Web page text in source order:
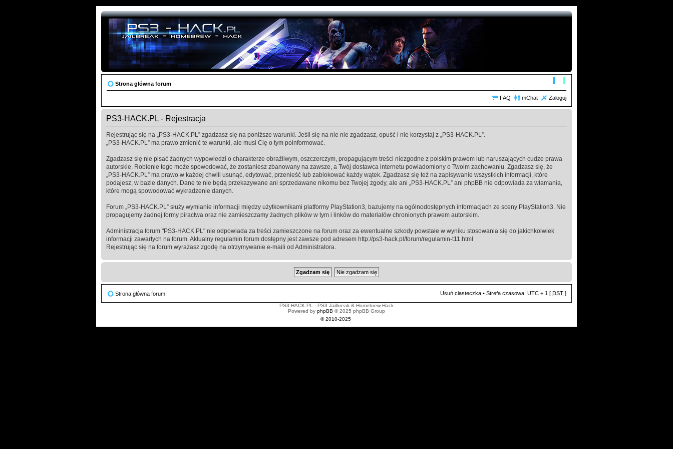
Strona główna forum
FAQ mChat Zaloguj
PS3-HACK.PL - Rejestracja
Rejestrując się na „PS3-HACK.PL” zgadzasz się na poniższe warunki. Jeśli się na nie nie zgadzasz, opuść i nie korzystaj z „PS3-HACK.PL”.
„PS3-HACK.PL” ma prawo zmienić te warunki, ale musi Cię o tym poinformować.
Zgadzasz się nie pisać żadnych wypowiedzi o charakterze obraźliwym, oszczerczym, propagującym treści niezgodne z polskim prawem lub naruszających cudze prawa
autorskie. Robienie tego może spowodować, że zostaniesz zbanowany na zawsze, a Twój dostawca internetu powiadomiony o Twoim zachowaniu. Zgadzasz się, że
„PS3-HACK.PL” ma prawo w każdej chwili usunąć, edytować, przenieść lub zablokować każdy wątek. Zgadzasz się też na zapisywanie wszystkich informacji, które
podajesz, w bazie danych. Dane te nie będą przekazywane ani sprzedawane nikomu bez Twojej zgody, ale ani „PS3-HACK.PL” ani phpBB nie odpowiada za włamania,
które mogą spowodować wykradzenie danych.
Forum „PS3-HACK.PL” służy wymianie informacji między użytkownikami platformy PlayStation3, bazujemy na ogólnodostępnych informacjach ze sceny PlayStation3. Nie
propagujemy żadnej formy piractwa oraz nie zamieszczamy żadnych plików w tym i linków do materiałów chronionych prawem autorskim.
Administracja forum "PS3-HACK.PL" nie odpowiada za treści zamieszczone na forum oraz za ewentualne szkody powstałe w wyniku stosowania się do jakichkolwiek
informacji zawartych na forum. Aktualny regulamin forum dostępny jest zawsze pod adresem http://ps3-hack.pl/forum/regulamin-t11.html
Rejestrując się na forum wyrażasz zgodę na otrzymywanie e-maili od Administratora.
Strona główna forum Usuń ciasteczka • Strefa czasowa: UTC + 1 [ DST ]
PS3-HACK.PL - PS3 Jailbreak & Homebrew Hack
Powered by phpBB © 2025 phpBB Group
© 2010-2025